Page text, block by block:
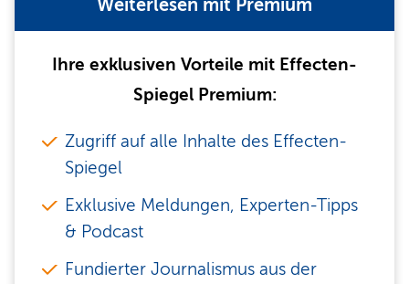
Weiterlesen mit Premium
Ihre exklusiven Vorteile mit Effecten-
Spiegel Premium:
Zugriff auf alle Inhalte des Effecten-
Spiegel
Exklusive Meldungen, Experten-Tipps
& Podcast
Fundierter Journalismus aus der